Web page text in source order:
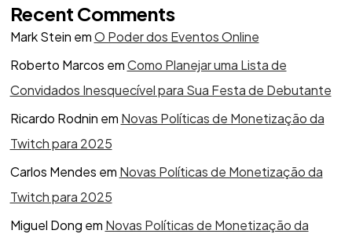
Recent Comments
Mark Stein emO Poder dos Eventos Online
Roberto Marcos emComo Planejar uma Lista de
Convidados Inesquecível para Sua Festa de Debutante
Ricardo Rodnin em Novas Políticas de Monetização da
Twitch para 2025
Carlos Mendes em Novas Políticas de Monetização da
Twitch para 2025
Miguel Dong em Novas Políticas de Monetização da